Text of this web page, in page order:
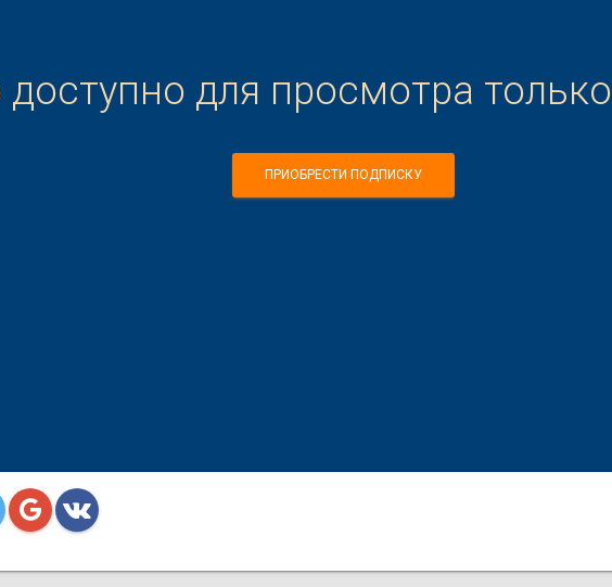
доступно для просмотра
ПРИОБРЕСТИ ПОДПИСКУ